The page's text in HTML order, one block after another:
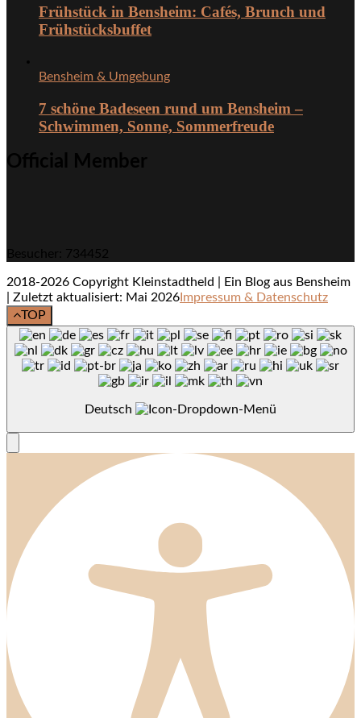
Frühstück in Bensheim: Cafés, Brunch und
Frühstücksbuffet
Bensheim & Umgebung
7 schöne Badeseen rund um Bensheim –
Schwimmen, Sonne, Sommerfreude
Official Member
Besucher: 734452
2018-2026 Copyright Kleinstadtheld | Ein Blog aus Bensheim
| Zuletzt aktualisiert: Mai 2026 Impressum & Datenschutz
TOP
Deutsch